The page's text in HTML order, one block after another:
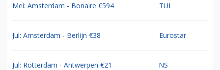
Mei: Amsterdam - Bonaire €594 TUI
Jul: Amsterdam - Berlijn €38 Eurostar
Jul: Rotterdam - Antwerpen €21 NS